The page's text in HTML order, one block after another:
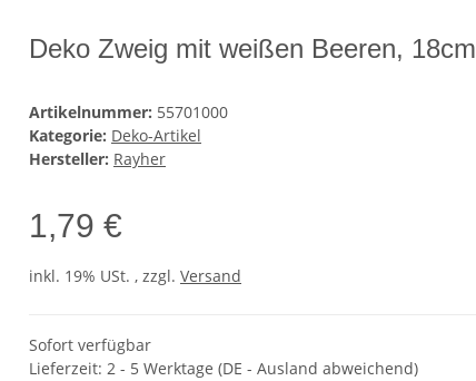
Deko Zweig mit weißen Beeren, 18cm
Artikelnummer: 55701000
Kategorie: Deko-Artikel
Hersteller: Rayher
1,79 €
inkl. 19% USt. , zzgl. Versand
Sofort verfügbar
Lieferzeit: 2 - 5 Werktage (DE - Ausland abweichend)